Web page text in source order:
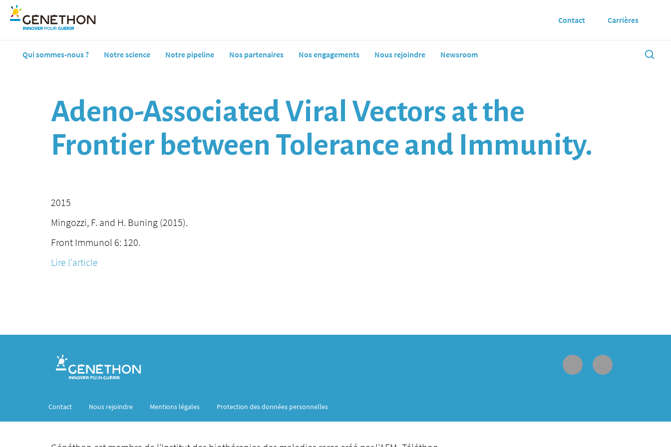
Qui sommes-nous ? Notre science Notre pipeline Nos partenaires Nos engagements Nous rejoindre Newsroom
Contact Carrières
Adeno-Associated Viral Vectors at the
Frontier between Tolerance and Immunity.
2015
Mingozzi, F. and H. Buning (2015).
Front Immunol 6: 120.
Lire l'article
Contact Nous rejoindre Mentions légales Protection des données personnelles